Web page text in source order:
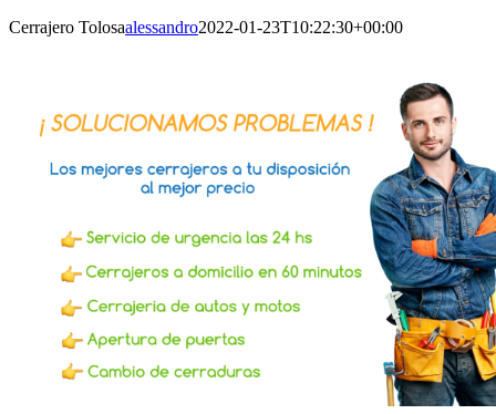
Cerrajero Tolosaalessandro2022-01-23T10:22:30+00:00